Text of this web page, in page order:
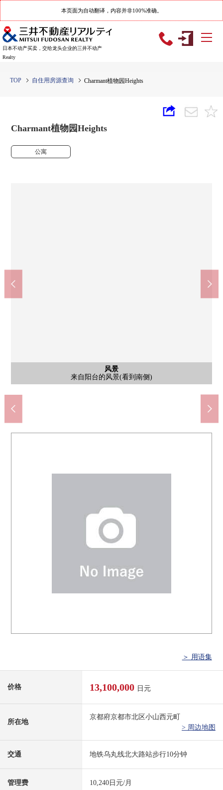
本页面为自动翻译，内容并非100%准确。
日本不动产买卖，交给龙头企业的三井不动产
Realty
TOP 自住用房源查询 Charmant植物园Heights
Charmant植物园Heights
公寓
风景
来自阳台的风景(看到南侧)
外观
外观
日式房间
南侧日式房间
日式房间
南侧日式房间
日式房间
南侧日式房间
日式房间
东面日式房间
日式房间
东面日式房间
日式房间
北侧日式房间
日式房间
北侧日式房间
厨房
厨房
厨房
厨房
厨房
厨房
洗脸
盥洗台
公共汽车
公共汽车
厕所
厕所
门口
门口
阳台
阳台
风景
来自阳台的风景(希望东南一侧)
风景
来自阳台的风景(希望西南一侧)
入口
入口
北大路站(京都地铁乌丸线)(约800m)
永旺梦乐城北大路店(约800m)
LIFE堀川北山商店(约480m)
Lawson小山西元町商店(约20m)
京都北邮局(约270m)
京都市立贺茂川中学(约690m)
＞ 用语集
价格 13,100,000 日元
所在地
京都府京都市北区小山西元町
> 周边地图
交通 地铁乌丸线北大路站步行10分钟
管理费 10,240日元/月